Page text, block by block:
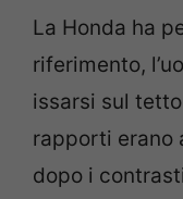
La Honda ha
riferimento,
issarsi sul
rapporti erano
dopo i